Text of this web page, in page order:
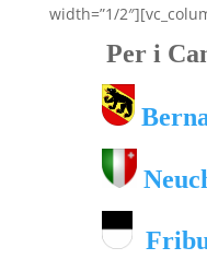
width=”1/
Per i